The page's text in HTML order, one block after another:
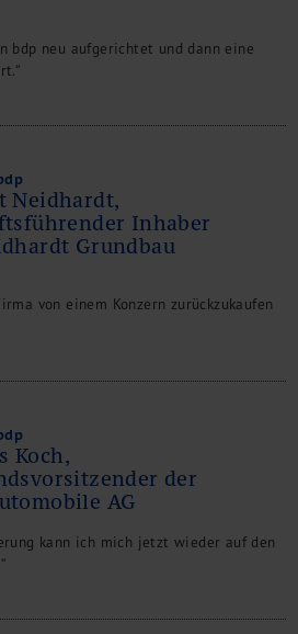
bdp neu aufgerichtet und dann eine
Neidhardt,
Inhaber
Grundbau
von einem Konzern zurückzukaufen
Koch,
der
AG
kann ich mich jetzt wieder auf den